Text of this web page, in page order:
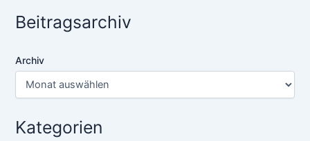
Beitragsarchiv
Archiv
Kategorien